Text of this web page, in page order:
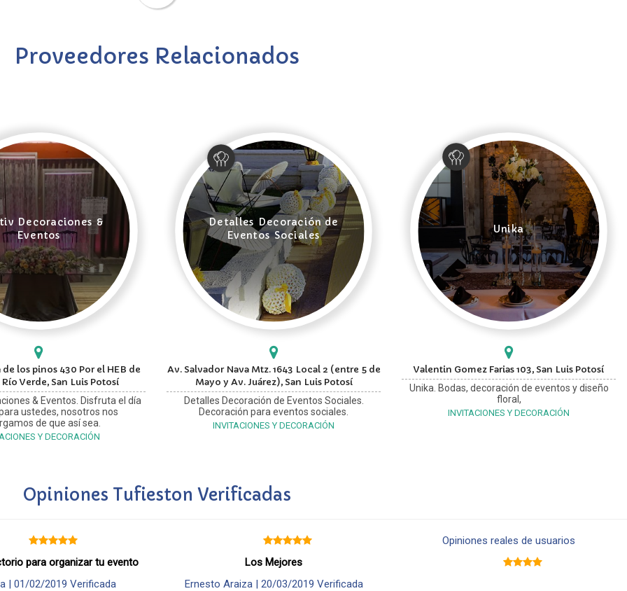
Proveedores Relacionados
Decoraciones &
Eventos
los pinos 430 Por el HEB de
Río Verde, San Luis Potosí
& Eventos. Disfruta el día
ustedes, nosotros nos
de que así sea.
Y DECORACIÓN
Detalles Decoración de
Eventos Sociales
Av. Salvador Nava Mtz. 1643 Local 2 (entre 5 de
Mayo y Av. Juárez), San Luis Potosí
Detalles Decoración de Eventos Sociales.
Decoración para eventos sociales.
INVITACIONES Y DECORACIÓN
Unika
Valentin Gomez Farias 103, San Luis Potosí
Unika. Bodas, decoración de eventos y diseño
floral,
INVITACIONES Y DECORACIÓN
Opiniones Tufieston Verificadas
para organizar tu evento
| 01/02/2019 Verificada
Los Mejores
Ernesto Araiza | 20/03/2019 Verificada
Opiniones reales de usuarios